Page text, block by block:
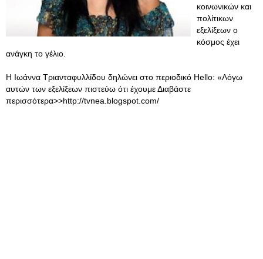
κοινωνικών και
πολίτικων
εξελίξεων ο
κόσμος έχει
ανάγκη το γέλιο.
Η Ιωάννα Τριανταφυλλίδου δηλώνει στο περιοδικό Hello: «Λόγω
αυτών των εξελίξεων πιστεύω ότι έχουμε Διαβάστε
περισσότερα>>http://tvnea.blogspot.com/